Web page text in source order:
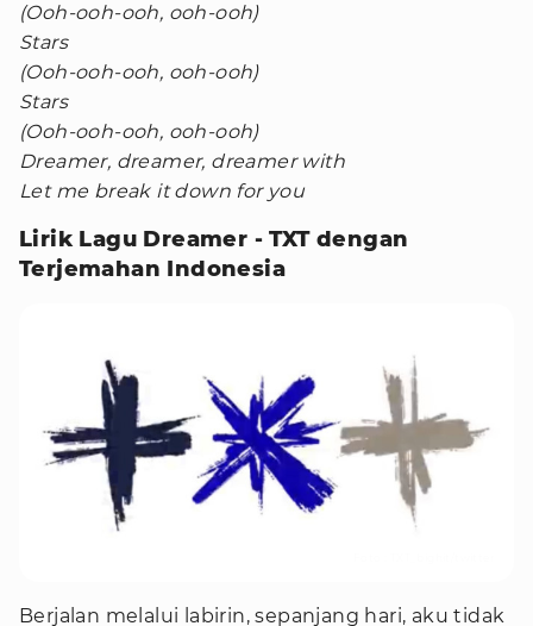
(Ooh-ooh-ooh, ooh-ooh)
Stars
(Ooh-ooh-ooh, ooh-ooh)
Stars
(Ooh-ooh-ooh, ooh-ooh)
Dreamer, dreamer, dreamer with
Let me break it down for you
Lirik Lagu Dreamer - TXT dengan
Terjemahan Indonesia
Berjalan melalui labirin, sepanjang hari, aku tidak